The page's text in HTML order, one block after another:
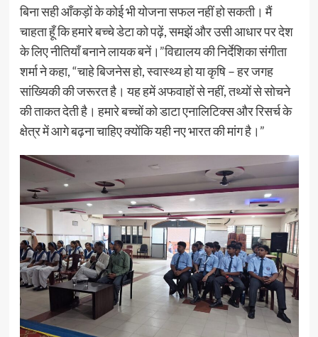
बिना सही आँकड़ों के कोई भी योजना सफल नहीं हो सकती। मैं
चाहता हूँ कि हमारे बच्चे डेटा को पढ़ें, समझें और उसी आधार पर देश
के लिए नीतियाँ बनाने लायक बनें।”विद्यालय की निर्देशिका संगीता
शर्मा ने कहा, “चाहे बिजनेस हो, स्वास्थ्य हो या कृषि – हर जगह
सांख्यिकी की जरूरत है। यह हमें अफवाहों से नहीं, तथ्यों से सोचने
की ताकत देती है। हमारे बच्चों को डाटा एनालिटिक्स और रिसर्च के
क्षेत्र में आगे बढ़ना चाहिए क्योंकि यही नए भारत की मांग है।”